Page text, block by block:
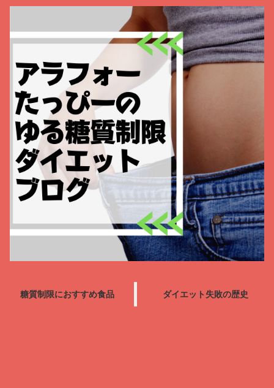
糖質制限におすすめ食品 ダイエット失敗の歴史